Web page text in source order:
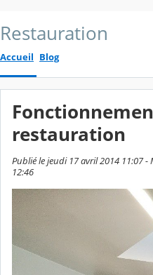
Restauration
Accueil Blog
restauration
Publié le jeudi 17 avril 2014 11:07
12:46